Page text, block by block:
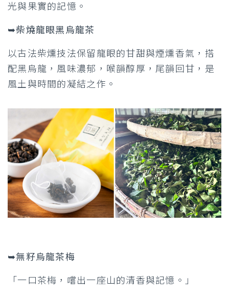
光與果實的記憶。
➥柴燒龍眼黑烏龍茶
以古法柴燻技法保留龍眼的甘甜與煙燻香氣，搭
配黑烏龍，風味濃郁，喉韻醇厚，尾韻回甘，是
風土與時間的凝結之作。
➥無籽烏龍茶梅
「一口茶梅，嚐出一座山的清香與記憶。」